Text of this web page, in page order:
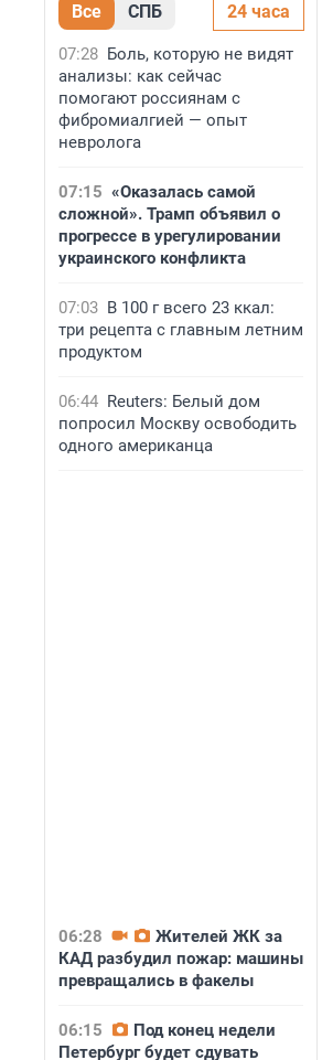
Все СПБ 24 часа
07:28 Боль, которую не видят
анализы: как сейчас
помогают россиянам с
фибромиалгией — опыт
невролога
07:15 «Оказалась самой
сложной». Трамп объявил о
прогрессе в урегулировании
украинского конфликта
07:03 В 100 г всего 23 ккал:
три рецепта с главным летним
продуктом
06:44 Reuters: Белый дом
попросил Москву освободить
одного американца
06:28
Жителей ЖК за
КАД разбудил пожар: машины
превращались в факелы
06:15
Под конец недели
Петербург будет сдувать